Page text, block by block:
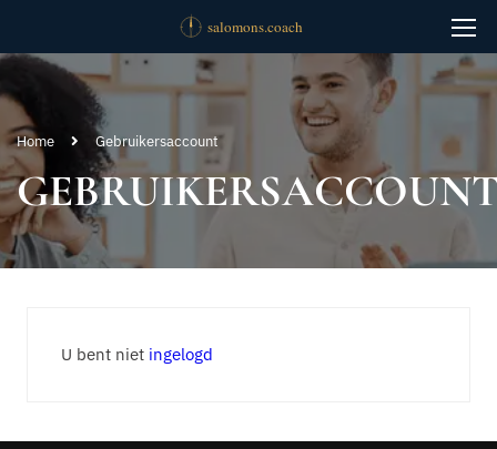
Home Gebruikersaccount
U bent niet ingelogd